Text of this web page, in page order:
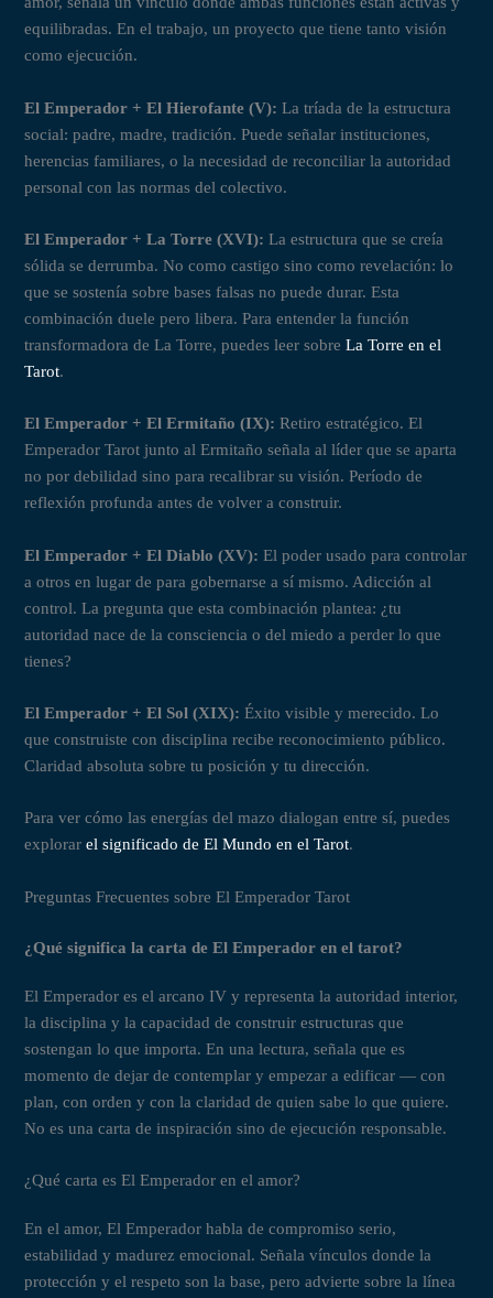
equilibradas. En el trabajo, un proyecto que tiene tanto visión
como ejecución.
El Emperador + El Hierofante (V): La tríada de la estructura
social: padre, madre, tradición. Puede señalar instituciones,
herencias familiares, o la necesidad de reconciliar la autoridad
personal con las normas del colectivo.
El Emperador + La Torre (XVI): La estructura que se creía
sólida se derrumba. No como castigo sino como revelación: lo
que se sostenía sobre bases falsas no puede durar. Esta
combinación duele pero libera. Para entender la función
transformadora de La Torre, puedes leer sobreLa Torre en el
Tarot.
El Emperador + El Ermitaño (IX): Retiro estratégico. El
Emperador Tarot junto al Ermitaño señala al líder que se aparta
no por debilidad sino para recalibrar su visión. Período de
reflexión profunda antes de volver a construir.
El Emperador + El Diablo (XV): El poder usado para controlar
a otros en lugar de para gobernarse a sí mismo. Adicción al
control. La pregunta que esta combinación plantea: ¿tu
autoridad nace de la consciencia o del miedo a perder lo que
tienes?
El Emperador + El Sol (XIX): Éxito visible y merecido. Lo
que construiste con disciplina recibe reconocimiento público.
Claridad absoluta sobre tu posición y tu dirección.
Para ver cómo las energías del mazo dialogan entre sí, puedes
explorarel significado de El Mundo en el Tarot.
Preguntas Frecuentes sobre El Emperador Tarot
¿Qué significa la carta de El Emperador en el tarot?
El Emperador es el arcano IV y representa la autoridad interior,
la disciplina y la capacidad de construir estructuras que
sostengan lo que importa. En una lectura, señala que es
momento de dejar de contemplar y empezar a edificar — con
plan, con orden y con la claridad de quien sabe lo que quiere.
No es una carta de inspiración sino de ejecución responsable.
¿Qué carta es El Emperador en el amor?
En el amor, El Emperador habla de compromiso serio,
estabilidad y madurez emocional. Señala vínculos donde la
protección y el respeto son la base, pero advierte sobre la línea